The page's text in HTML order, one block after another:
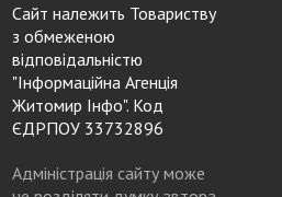
Сайт належить Товариству
з обмеженою
відповідальністю
"Інформаційна Агенція
Житомир Інфо". Код
ЄДРПОУ 33732896
Адміністрація сайту може